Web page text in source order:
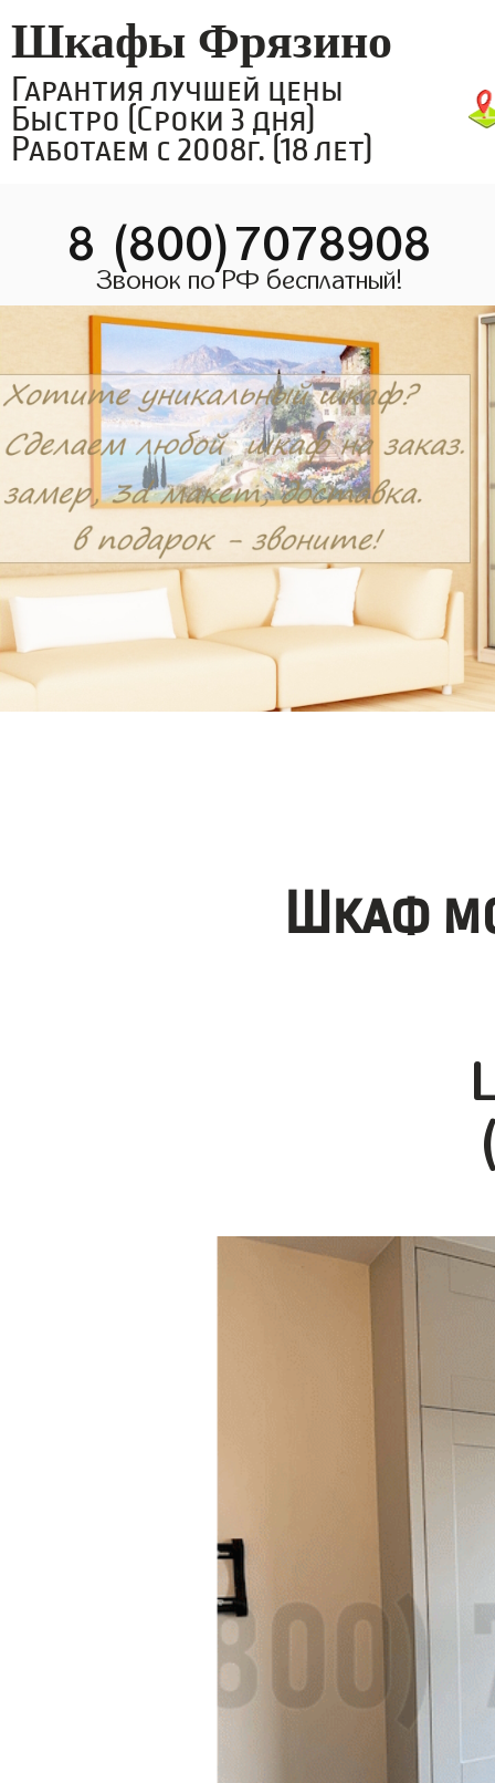
Шкафы Фрязино
Гарантия лучшей цены
Быстро (Сроки 3 дня)
Работаем с 2008г. (18 лет)
8 (800)7078908
Звонок по РФ бесплатный!
Шкаф